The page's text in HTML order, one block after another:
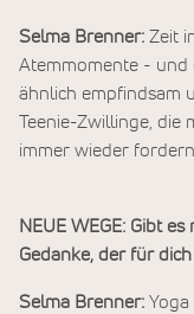
Selma Brenner: Zeit
Atemmomente - und
ähnlich empfindsam
Teenie-Zwillinge, die
immer wieder fordern.
NEUE WEGE: Gibt
Gedanke, der für
Selma Brenner: Yoga